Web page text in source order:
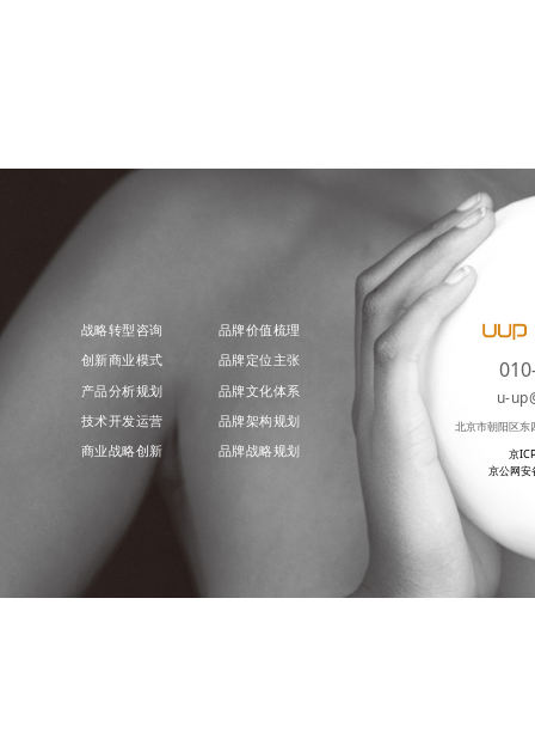
战略转型咨询
品牌价值梳理
创新商业模式
品牌定位主张
产品分析规划
品牌文化体系
技术开发运营
品牌架构规划
商业战略创新
品牌战略规划
u-
北京市朝阳区东
京
京公网安